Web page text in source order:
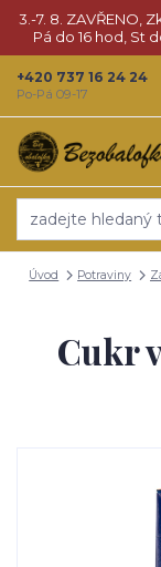
3.-7. 8. ZAVŘENO,
Pá do 16 hod, St
+420 737 16 24 24
Po-Pá 09-17
Úvod Potraviny
Cukr